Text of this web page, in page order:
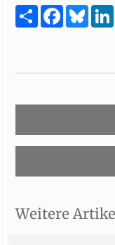
Teilen
Weitere